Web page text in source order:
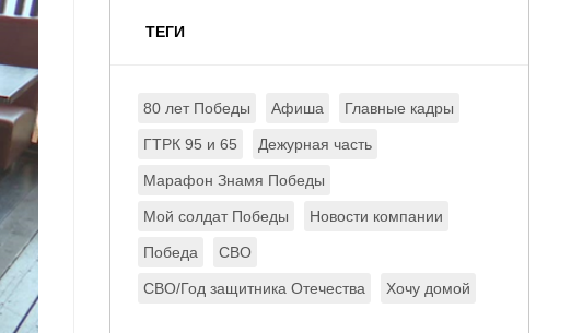
ТЕГИ
80 лет Победы Афиша Главные кадры
ГТРК 95 и 65 Дежурная часть
Марафон Знамя Победы
Мой солдат Победы Новости компании
Победа СВО
СВО/Год защитника Отечества Хочу домой